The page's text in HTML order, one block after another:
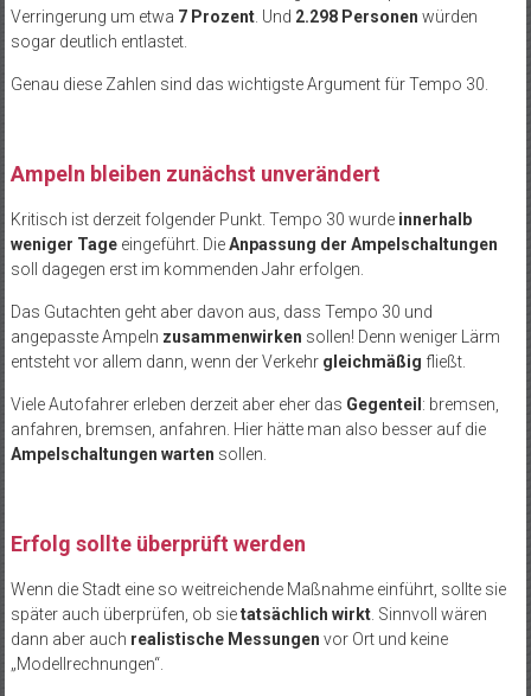
Verringerung um etwa 7 Prozent. Und 2.298 Personen würden
sogar deutlich entlastet.
Genau diese Zahlen sind das wichtigste Argument für Tempo 30.
Ampeln bleiben zunächst unverändert
Kritisch ist derzeit folgender Punkt. Tempo 30 wurde innerhalb
weniger Tageeingeführt. DieAnpassung der Ampelschaltungen
soll dagegen erst im kommenden Jahr erfolgen.
Das Gutachten geht aber davon aus, dass Tempo 30 und
angepasste Ampeln zusammenwirken sollen! Denn weniger Lärm
entsteht vor allem dann, wenn der Verkehr gleichmäßig fließt.
Viele Autofahrer erleben derzeit aber eher das Gegenteil : bremsen,
anfahren, bremsen, anfahren. Hier hätte man also besser auf die
Ampelschaltungen warten sollen.
Erfolg sollte überprüft werden
Wenn die Stadt eine so weitreichende Maßnahme einführt, sollte sie
später auch überprüfen, ob sietatsächlich wirkt. Sinnvoll wären
dann aber auch realistische Messungen vor Ort und keine
„Modellrechnungen“.